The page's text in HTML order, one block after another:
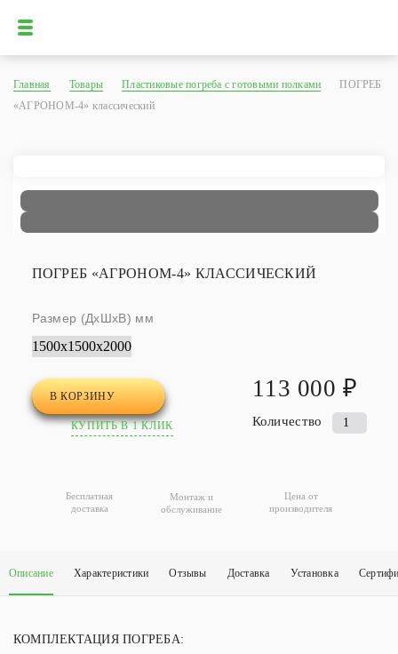
Главная Товары Пластиковые погреба с готовыми полками
ПОГРЕБ
«АГРОНОМ-4» классический
ПОГРЕБ «АГРОНОМ-4» КЛАССИЧЕСКИЙ
Размер (ДхШхВ) мм
В КОРЗИНУ
КУПИТЬ В 1 КЛИК
113 000 ₽
Количество Количество
Бесплатная
доставка
Монтаж и
обслуживание
Цена от
производителя
Описание Характеристики Отзывы Доставка Установка
КОМПЛЕКТАЦИЯ ПОГРЕБА: